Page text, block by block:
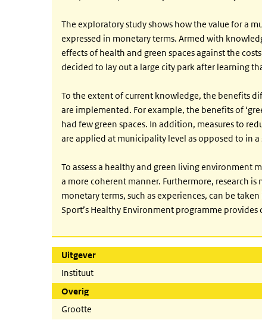
The exploratory study shows how the value for a
expressed in monetary terms. Armed with
effects of health and green spaces against the
decided to lay out a large city park after learning
To the extent of current knowledge, the benefits
are implemented. For example, the benefits of
had few green spaces. In addition, measures to
are applied at municipality level as opposed to in
To assess a healthy and green living environment
a more coherent manner. Furthermore, research
monetary terms, such as experiences, can be
Sport’s Healthy Environment programme
Uitgever
Instituut
Overig
Grootte